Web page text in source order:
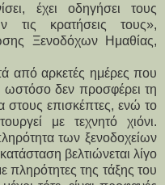
έχει οδηγήσει τους
τις κρατήσεις τους»,
Ξενοδόχων Ημαθίας,
από αρκετές ημέρες που
ωστόσο δεν προσφέρει τη
στους επισκέπτες, ενώ το
με τεχνητό χιόνι.
των ξενοδοχείων
βελτιώνεται λίγο
της τάξης του